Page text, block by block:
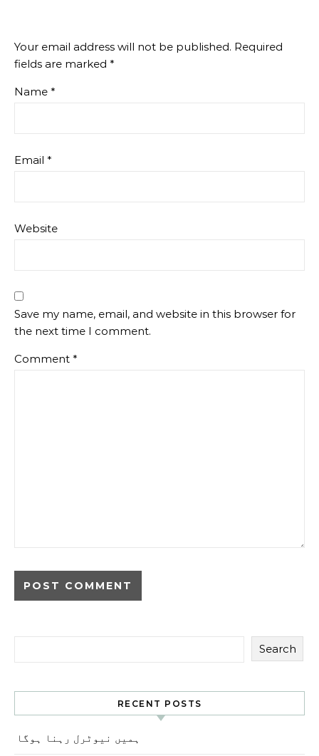
Your email address will not be published. Required
fields are marked *
Name *
Email *
Website
Save my name, email, and website in this browser for
the next time I comment.
Comment *
Search
RECENT POSTS
ہمیں نیوٹرل رہنا ہوگا